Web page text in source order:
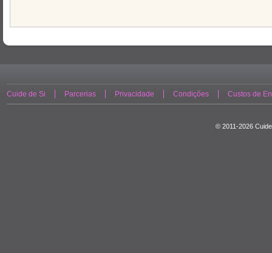
Cuide de Si Parcerias Privacidade Condições Custos de
© 2011-2026